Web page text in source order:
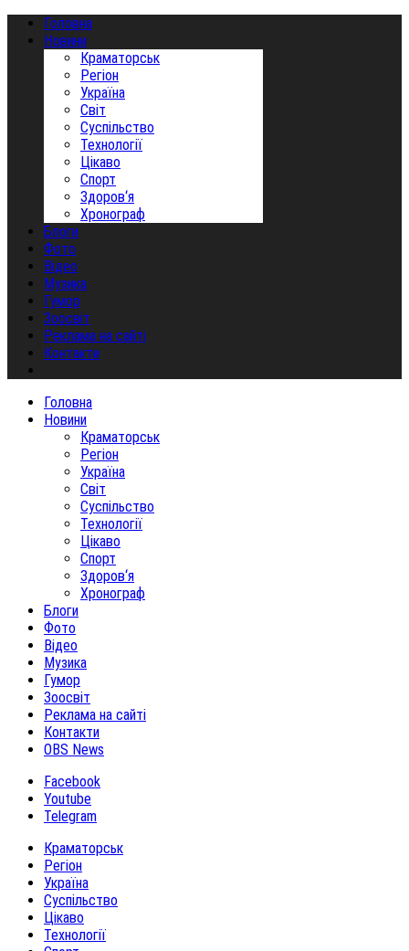
Головна
Новини
Краматорськ
Регіон
Україна
Світ
Суспільство
Технології
Цікаво
Спорт
Здоров‘я
Хронограф
Блоги
Фото
Відео
Музика
Гумор
Зоосвіт
Реклама на сайті
Контакти
Головна
Новини
Краматорськ
Регіон
Україна
Світ
Суспільство
Технології
Цікаво
Спорт
Здоров‘я
Хронограф
Блоги
Фото
Відео
Музика
Гумор
Зоосвіт
Реклама на сайті
Контакти
OBS News
Facebook
Youtube
Telegram
Краматорськ
Регіон
Україна
Суспільство
Цікаво
Технології